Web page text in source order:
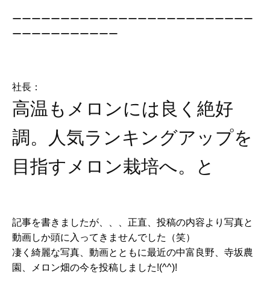
ーーーーーーーーーーーーーーーーーーーーーーーーー
ーーーーーーーーーーー
社長：
高温もメロンには良く絶好
調。人気ランキングアップを
目指すメロン栽培へ。と
記事を書きましたが、、、正直、投稿の内容より写真と
動画しか頭に入ってきませんでした（笑）
凄く綺麗な写真、動画とともに最近の中富良野、寺坂農
園、メロン畑の今を投稿しました!(^^)!